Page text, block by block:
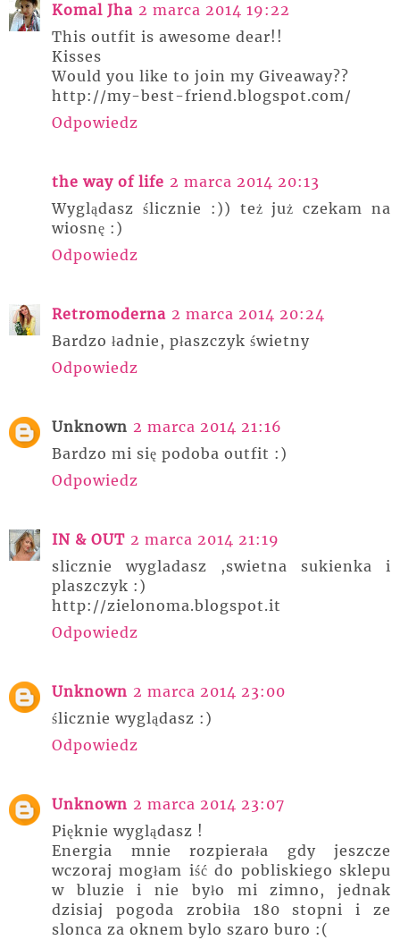
Komal Jha 2 marca 2014 19:22
This outfit is awesome dear!!
Kisses
Would you like to join my Giveaway??
http://my-best-friend.blogspot.com/
Odpowiedz
the way of life 2 marca 2014 20:13
Wyglądasz ślicznie :)) też już czekam na
wiosnę :)
Odpowiedz
Retromoderna 2 marca 2014 20:24
Bardzo ładnie, płaszczyk świetny
Odpowiedz
Unknown 2 marca 2014 21:16
Bardzo mi się podoba outfit :)
Odpowiedz
IN & OUT 2 marca 2014 21:19
slicznie wygladasz ,swietna sukienka i
plaszczyk :)
http://zielonoma.blogspot.it
Odpowiedz
Unknown 2 marca 2014 23:00
ślicznie wyglądasz :)
Odpowiedz
Unknown 2 marca 2014 23:07
Pięknie wyglądasz !
Energia mnie rozpierała gdy jeszcze
wczoraj mogłam iść do pobliskiego sklepu
w bluzie i nie było mi zimno, jednak
dzisiaj pogoda zrobiła 180 stopni i ze
slonca za oknem bylo szaro buro :(